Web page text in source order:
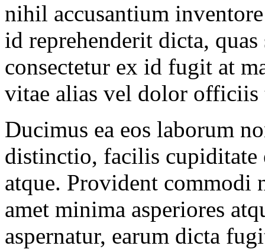
nihil accusantium
id reprehenderit dicta,
consectetur ex id fugit at
vitae alias vel dolor officiis
Ducimus ea eos laborum
distinctio, facilis cupiditate
atque. Provident commodi
amet minima asperiores
aspernatur, earum dicta